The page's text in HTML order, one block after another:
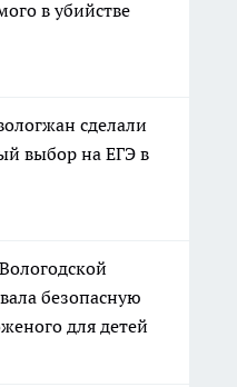
в убийстве
сделали
выбор на ЕГЭ в
безопасную
для детей